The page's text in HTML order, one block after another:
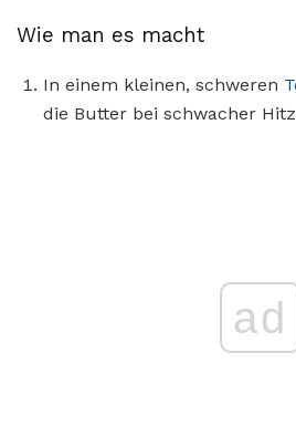
Wie man es macht
In einem kleinen, schweren
die Butter bei schwacher
ad